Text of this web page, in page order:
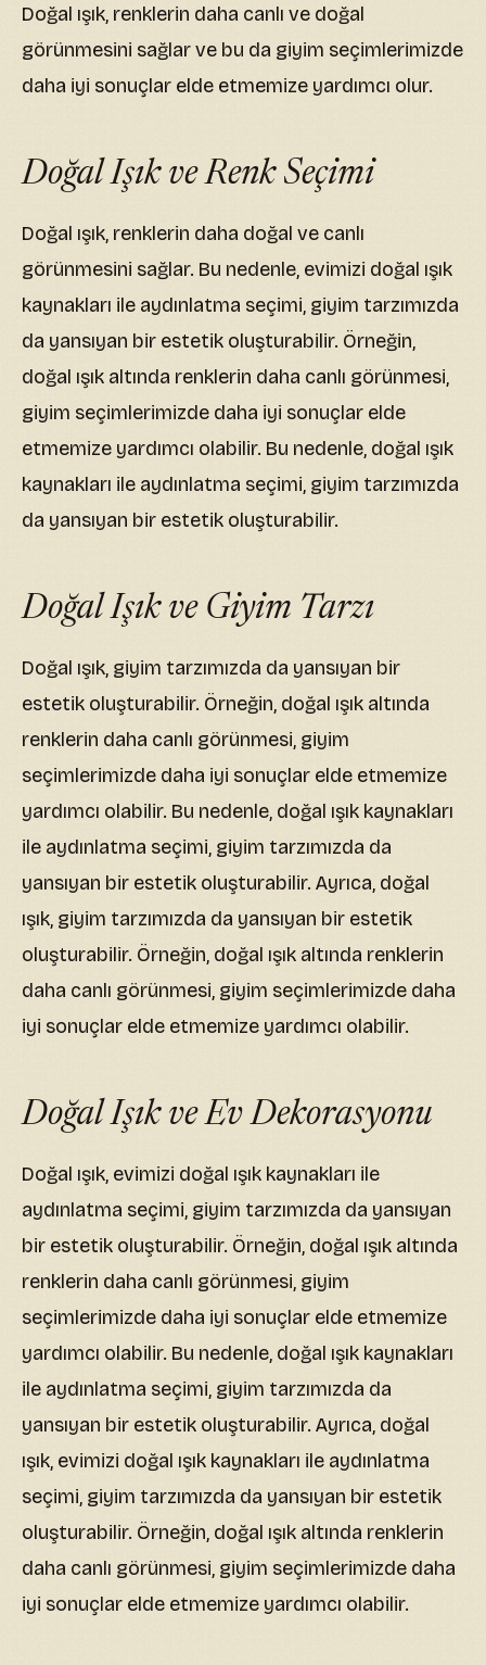
Doğal ışık, renklerin daha canlı ve doğal
görünmesini sağlar ve bu da giyim seçimlerimizde
daha iyi sonuçlar elde etmemize yardımcı olur.
Doğal Işık ve Renk Seçimi
Doğal ışık, renklerin daha doğal ve canlı
görünmesini sağlar. Bu nedenle, evimizi doğal ışık
kaynakları ile aydınlatma seçimi, giyim tarzımızda
da yansıyan bir estetik oluşturabilir. Örneğin,
doğal ışık altında renklerin daha canlı görünmesi,
giyim seçimlerimizde daha iyi sonuçlar elde
etmemize yardımcı olabilir. Bu nedenle, doğal ışık
kaynakları ile aydınlatma seçimi, giyim tarzımızda
da yansıyan bir estetik oluşturabilir.
Doğal Işık ve Giyim Tarzı
Doğal ışık, giyim tarzımızda da yansıyan bir
estetik oluşturabilir. Örneğin, doğal ışık altında
renklerin daha canlı görünmesi, giyim
seçimlerimizde daha iyi sonuçlar elde etmemize
yardımcı olabilir. Bu nedenle, doğal ışık kaynakları
ile aydınlatma seçimi, giyim tarzımızda da
yansıyan bir estetik oluşturabilir. Ayrıca, doğal
ışık, giyim tarzımızda da yansıyan bir estetik
oluşturabilir. Örneğin, doğal ışık altında renklerin
daha canlı görünmesi, giyim seçimlerimizde daha
iyi sonuçlar elde etmemize yardımcı olabilir.
Doğal Işık ve Ev Dekorasyonu
Doğal ışık, evimizi doğal ışık kaynakları ile
aydınlatma seçimi, giyim tarzımızda da yansıyan
bir estetik oluşturabilir. Örneğin, doğal ışık altında
renklerin daha canlı görünmesi, giyim
seçimlerimizde daha iyi sonuçlar elde etmemize
yardımcı olabilir. Bu nedenle, doğal ışık kaynakları
ile aydınlatma seçimi, giyim tarzımızda da
yansıyan bir estetik oluşturabilir. Ayrıca, doğal
ışık, evimizi doğal ışık kaynakları ile aydınlatma
seçimi, giyim tarzımızda da yansıyan bir estetik
oluşturabilir. Örneğin, doğal ışık altında renklerin
daha canlı görünmesi, giyim seçimlerimizde daha
iyi sonuçlar elde etmemize yardımcı olabilir.